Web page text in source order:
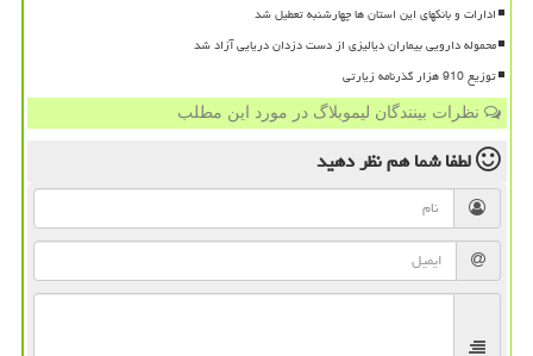
ادارات و بانکهای این استان ها چهارشنبه تعطیل شد
محموله دارویی بیماران دیالیزی از دست دزدان دریایی آزاد شد
توزیع 910 هزار گذرنامه زیارتی
نظرات بینندگان لیموبلاگ در مورد این مطلب
لطفا شما همنظر دهید